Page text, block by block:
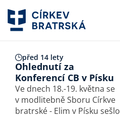
před 14 lety
Ohlednutí za
Konferencí CB v Písku
Ve dnech 18.-19. května se
v modlitebně Sboru Církve
bratrské - Elim v Písku sešlo